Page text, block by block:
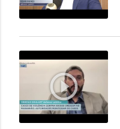
play_circle_outline